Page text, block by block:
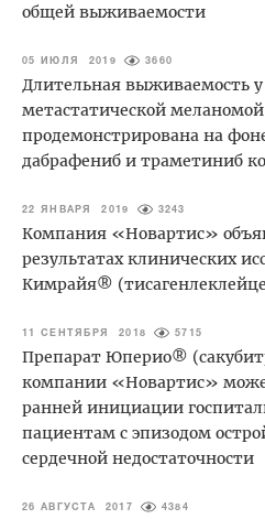
общей выживаемости
05 ИЮЛЯ 2019 3660
Длительная выживаемость
метастатической
продемонстрирована на
дабрафениб и траметиниб
22 ЯНВАРЯ 2019 3243
Компания «Новартис»
результатах клинических
Кимрайя®
11 СЕНТЯБРЯ 2018 5715
Препарат Юперио®
компании «Новартис»
ранней инициации
пациентам с эпизодом
сердечной недостаточности
26 АВГУСТА 2017 4384